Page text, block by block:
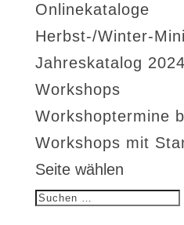
Onlinekataloge
Herbst-/Winter-
Jahreskatalog
Workshops
Workshoptermine
Workshops mit
Seite wählen